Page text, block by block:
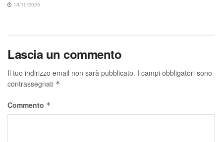
18/10/2025
Lascia un commento
Il tuo indirizzo email non sarà pubblicato. I campi obbligatori sono
contrassegnati *
Commento *